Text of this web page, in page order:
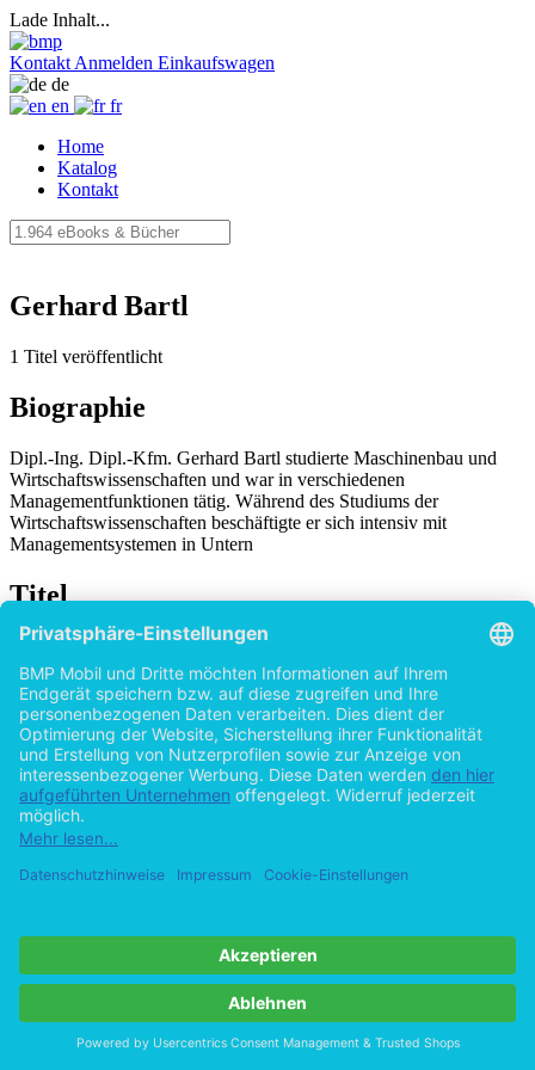
Lade Inhalt...
Kontakt Anmelden Einkaufswagen
de
en
fr
Home
Katalog
Kontakt
Gerhard Bartl
1 Titel veröffentlicht
Biographie
Dipl.-Ing. Dipl.-Kfm. Gerhard Bartl studierte Maschinenbau und
Wirtschaftswissenschaften und war in verschiedenen
Managementfunktionen tätig. Während des Studiums der
Wirtschaftswissenschaften beschäftigte er sich intensiv mit
Managementsystemen in Untern
Titel
Sustainability Balanced Scorecard: Integration
von Nachhaltigkeit in Unternehmen
vonGerhard Bartl (Autor:in) 2015
©2008 Diplomarbeit 56 Seiten
Hilfe/FAQ
Impressum
Vertrag widerrufen
Zur Desktop-Version
Copyright ©Imprint in der Bedey & Thoms Media GmbH
by
Cookie-Einstellungen